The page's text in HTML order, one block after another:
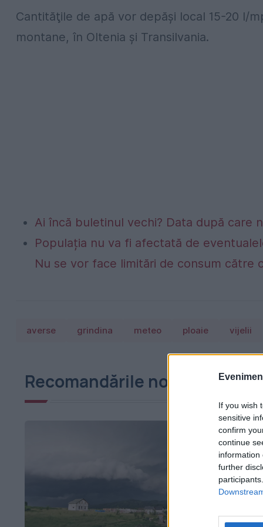
If you wish
sensitive
confirm
continue
information
further
Cantităţile de apă vor depăşi local 15-20 l/
montane, în Oltenia şi Transilvania.
Ai încă buletinul vechi? Data după care
Populația nu va fi afectată de
Nu se vor face limitări de consum către
averse grindina meteo ploaie vijelii
Recomandările noastre